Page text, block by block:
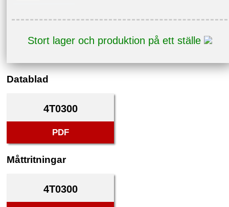
Stort lager och produktion på ett ställe
Datablad
4T0300
PDF
Måttritningar
4T0300